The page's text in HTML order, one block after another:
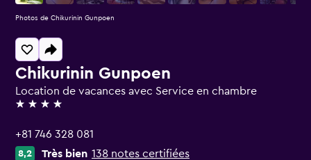
Chikurinin Gunpoen
Location de vacances avec Service en chambre
4 étoiles
+81 746 328 081
8,2 Très bien 138 notes certifiées
Photos de Chikurinin Gunpoen